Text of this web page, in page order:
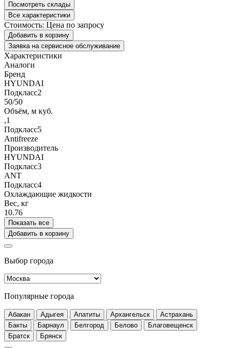
Посмотреть склады
Все характеристики
Стоимость: Цена по запросу
Добавить в корзину
Заявка на сервисное обслуживание
Характеристики
Аналоги
Бренд
HYUNDAI
Подкласс2
50/50
Объём, м куб.
,1
Подкласс5
Antifreeze
Производитель
HYUNDAI
Подкласс3
ANT
Подкласс4
Охлаждающие жидкости
Вес, кг
10.76
Показать все
Добавить в корзину
Выбор города
Популярные города
Абакан Адыгея Апатиты Архангельск
Астрахань
Бакты
Барнаул Белгород Белово
Благовещенск
Братск
Брянск